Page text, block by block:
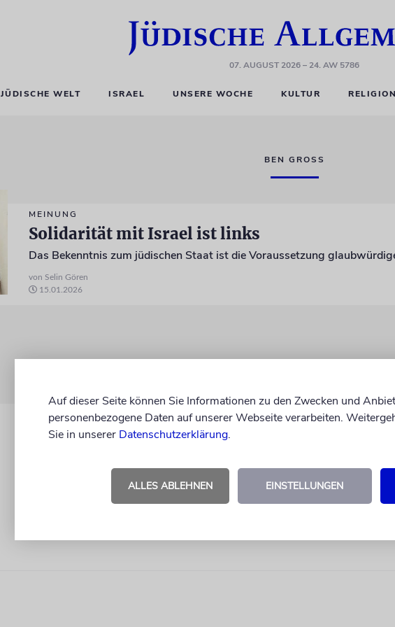
07. AUGUST 2026– 24. AW 5786
JÜDISCHE WELT ISRAEL UNSERE WOCHE KULTUR RELIGION
BEN GROSS
MEINUNG
Solidarität mit Israel ist links
von Selin Gören
15.01.2026
Auf dieser Seite können Sie Informationen zu den Zwecken und
personenbezogene Daten auf unserer Webseite verarbeiten.
Sie in unserer Datenschutzerklärung.
ALLES ABLEHNEN EINSTELLUNGEN